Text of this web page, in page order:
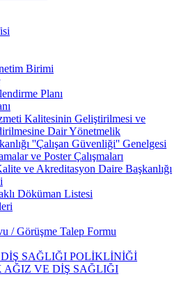
Birimi
Planı
Kalitesinin Geliştirilmesi ve
Dair Yönetmelik
''Çalışan Güvenliği'' Genelgesi
ve Poster Çalışmaları
ve Akreditasyon Daire Başkanlığı
Döküman Listesi
/ Görüşme Talep Formu
SAĞLIĞI POLİKLİNİĞİ
VE DİŞ SAĞLIĞI